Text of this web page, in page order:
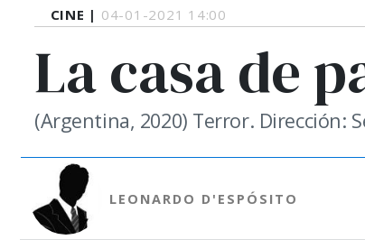
CINE | 04-01-2021 14:00
La casa de
(Argentina, 2020) Terror. Dirección:
LEONARDO D'ESPÓSITO